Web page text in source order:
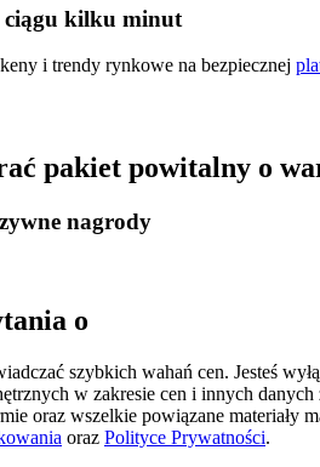
szlachetne i towary
zabezpieczenie
ciągu kilku minut
i trendy rynkowe na bezpiecznej
pakiet powitalny o
nagrody
o
szybkich wahań cen. Jesteś
w zakresie cen i innych
oraz wszelkie powiązane
oraz Polityce Prywatności.